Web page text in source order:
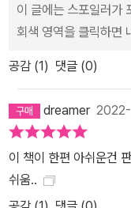
킨드 물리학의 정석(定
는 초심자부터 「고전
하는 사람들, 고전 역학
친 사람들, 그리고 21세
자 역학에 도전하고자
수 있다.
이 글에는 스포일러가
회색 영역을 클릭하면
공감 (1) 댓글 (0)
dreamer
이 책이 한편 아쉬운건
쉬움..